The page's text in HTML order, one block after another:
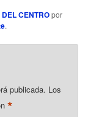
CENTROpor
.
publicada. Los
*